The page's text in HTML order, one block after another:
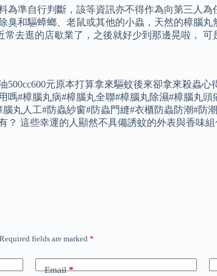
為準自行判斷，該等資訊亦不得作為向第三人
臭和驅蟑螂、老鼠或其他的小蟲，天然的樟腦
去逛的店歇業了，之後就好少到那邊晃啦，
500cc600元原本打算拿來驅蚊後來卻拿來殺蟲
嗎#樟腦丸病#樟腦丸全聯#樟腦丸除濕#樟腦丸
丸人工#防蟲紗窗#防蟲門縫#衣櫃防蟲防潮#
？ 這些幸運的人顯然不具備誘蚊的外表與香味
Required fields are marked *
Email*